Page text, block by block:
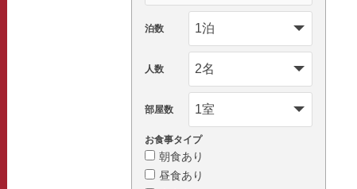
泊数
人数
部屋数
お食事タイプ
朝食あり
昼食あり